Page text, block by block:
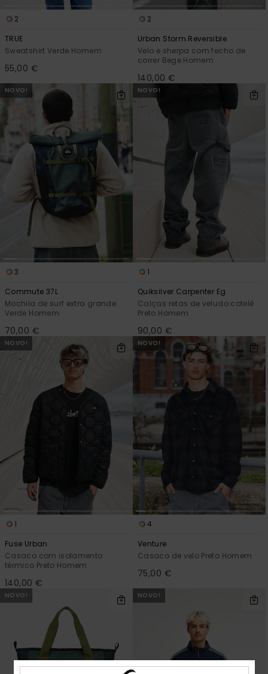
2
TRUE
Sweatshirt Verde Homem
55,00 €
2
Urban Storm Reversible
Velo e sherpa com fecho de
correr Bege Homem
140,00 €
NOVO!
3
Commute 37L
Mochila de surf extra grande
Verde Homem
70,00 €
NOVO!
1
Quiksilver Carpenter Eg
Calças retas de veludo cotelê
Preto Homem
90,00 €
NOVO!
1
Fuse Urban
Casaco com isolamento
térmico Preto Homem
140,00 €
NOVO!
4
Venture
Casaco de velo Preto Homem
75,00 €
NOVO! NOVO!